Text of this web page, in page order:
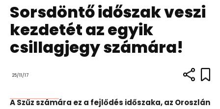
Sorsdöntő időszak veszi
kezdetét az egyik
csillagjegy számára!
25/11/17
A Szűz számára ez a fejlődés időszaka, az Oroszlán